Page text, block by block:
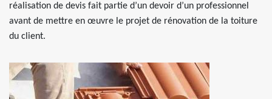
réalisation de devis fait partie d’un devoir d’un professionnel
avant de mettre en œuvre le projet de rénovation de la toiture
du client.